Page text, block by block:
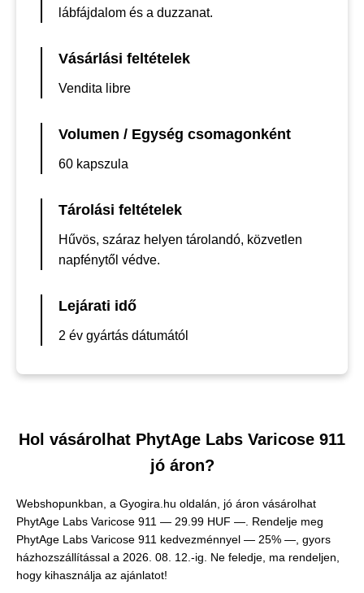
lábfájdalom és a duzzanat.
Vásárlási feltételek
Vendita libre
Volumen / Egység csomagonként
60 kapszula
Tárolási feltételek
Hűvös, száraz helyen tárolandó, közvetlen
napfénytől védve.
Lejárati idő
2 év gyártás dátumától
Hol vásárolhat PhytAge Labs Varicose 911
jó áron?
Webshopunkban, a Gyogira.hu oldalán, jó áron vásárolhat
PhytAge Labs Varicose 911 — 29.99 HUF — . Rendelje meg
PhytAge Labs Varicose 911 kedvezménnyel — 25% —, gyors
házhozszállítással a 2026. 08. 12.-ig. Ne feledje, ma rendeljen,
hogy kihasználja az ajánlatot!